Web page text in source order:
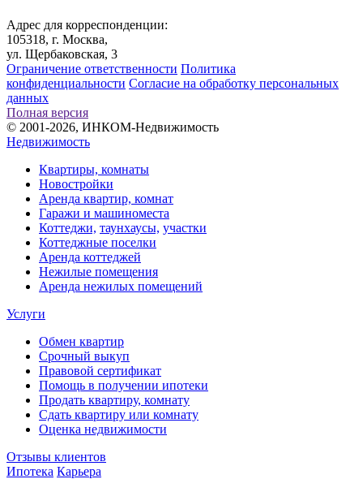
Адрес для корреспонденции:
105318, г. Москва,
ул. Щербаковская, 3
Ограничение ответственности Политика
конфиденциальности Согласие на обработку персональных
данных
Полная версия
© 2001-2026, ИНКОМ-Недвижимость
Недвижимость
Квартиры, комнаты
Новостройки
Аренда квартир, комнат
Гаражи и машиноместа
Коттеджи, таунхаусы, участки
Коттеджные поселки
Аренда коттеджей
Нежилые помещения
Аренда нежилых помещений
Услуги
Обмен квартир
Срочный выкуп
Правовой сертификат
Помощь в получении ипотеки
Продать квартиру, комнату
Сдать квартиру или комнату
Оценка недвижимости
Отзывы клиентов
Ипотека Карьера